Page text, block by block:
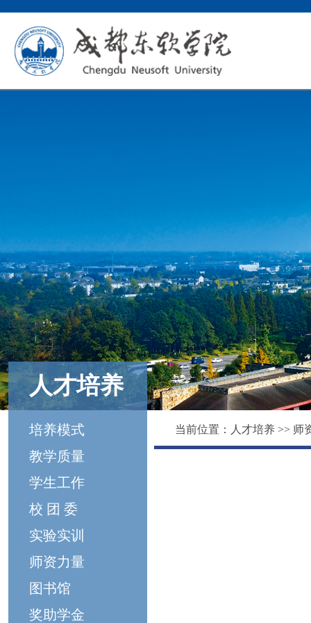
人才培养
培养模式
教学质量
学生工作
校 团 委
实验实训
师资力量
图书馆
奖助学金
当前位置： 人才培养 >> 师